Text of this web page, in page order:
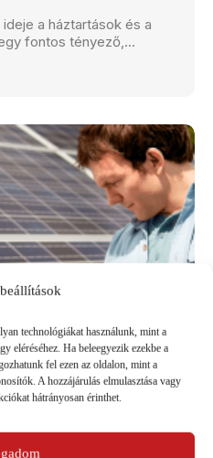
A hozzájárulás elmulasztása vagy
hátrányosan érinthet.
a háztartások és a
fontos tényező,...
mikor és mennyit
teljesítménye számos